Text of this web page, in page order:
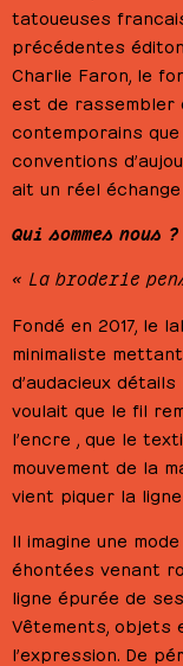
tatoueuses
précédentes
Charlie Faron, le
est de rassembler
contemporains que
conventions
ait un réel
Qui sommes nous ?
« La broderie
Fondé en 2017, le
minimaliste
d’audacieux
voulait que le fil
l’encre , que le
mouvement de la
vient piquer la ligne
Il imagine une
éhontées venant
ligne épurée de
Vêtements,
l’expression. De